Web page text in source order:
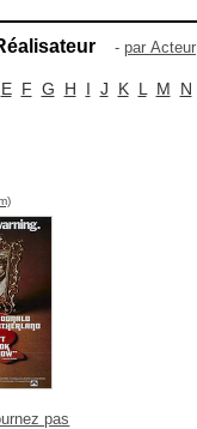
- par Acteur
E F G H I J K L M N
pas